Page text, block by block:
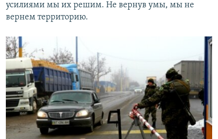
усилиями мы их решим. Не вернув умы, мы не
вернем территорию.